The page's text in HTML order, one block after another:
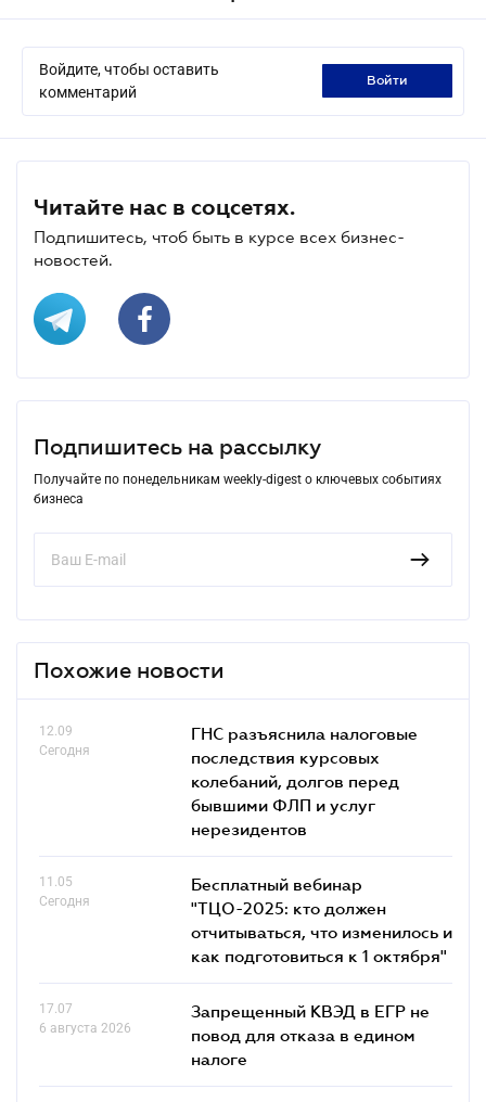
Войдите, чтобы оставить
комментарий
войти
Читайте нас в соцсетях.
Подпишитесь, чтоб быть в курсе всех бизнес-
новостей.
Подпишитесь на рассылку
Получайте по понедельникам weekly-digest о ключевых событиях
бизнеса
Похожие новости
12.09
Сегодня
ГНС разъяснила налоговые
последствия курсовых
колебаний, долгов перед
бывшими ФЛП и услуг
нерезидентов
11.05
Сегодня
Бесплатный вебинар
"ТЦО-2025: кто должен
отчитываться, что изменилось и
как подготовиться к 1 октября"
17.07
6 августа 2026
Запрещенный КВЭД в ЕГР не
повод для отказа в едином
налоге